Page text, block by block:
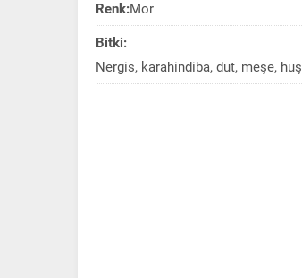
Renk:Mor
Bitki:
Nergis, karahindiba, dut, meşe, huş